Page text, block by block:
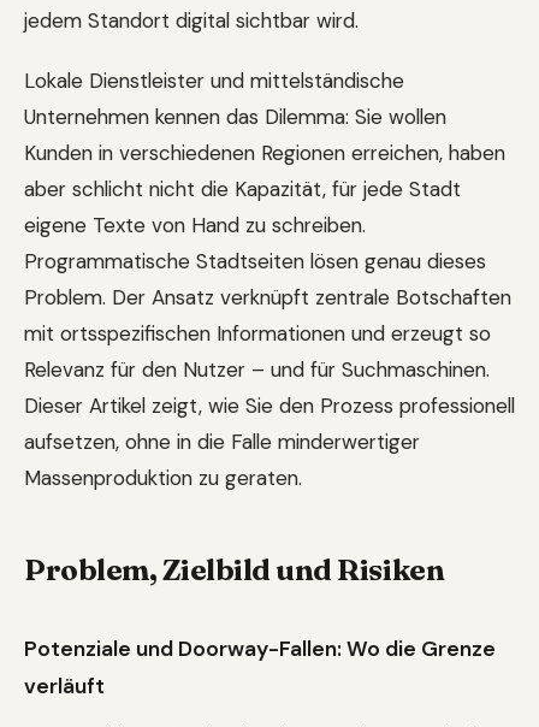
jedem Standort digital sichtbar wird.
Lokale Dienstleister und mittelständische
Unternehmen kennen das Dilemma: Sie wollen
Kunden in verschiedenen Regionen erreichen, haben
aber schlicht nicht die Kapazität, für jede Stadt
eigene Texte von Hand zu schreiben.
Programmatische Stadtseiten lösen genau dieses
Problem. Der Ansatz verknüpft zentrale Botschaften
mit ortsspezifischen Informationen und erzeugt so
Relevanz für den Nutzer – und für Suchmaschinen.
Dieser Artikel zeigt, wie Sie den Prozess professionell
aufsetzen, ohne in die Falle minderwertiger
Massenproduktion zu geraten.
Problem, Zielbild und Risiken
Potenziale und Doorway-Fallen: Wo die Grenze
verläuft